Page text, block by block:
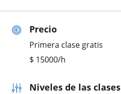
Precio
Primera clase gratis
$ 15000/h
Niveles de las clases